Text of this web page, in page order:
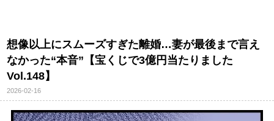
想像以上にスムーズすぎた離婚…妻が最後まで言え
なかった“本音”【宝くじで3億円当たりました
Vol.148】
2026-02-16